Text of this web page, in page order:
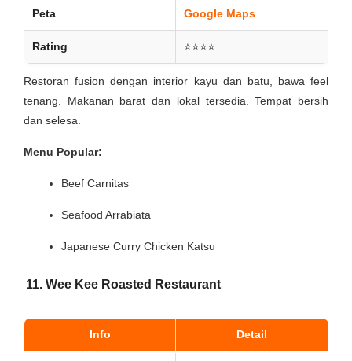
Peta Google Maps
Rating ⭐⭐⭐⭐
Restoran fusion dengan interior kayu dan batu, bawa feel
tenang. Makanan barat dan lokal tersedia. Tempat bersih
dan selesa.
Menu Popular:
Beef Carnitas
Seafood Arrabiata
Japanese Curry Chicken Katsu
11. Wee Kee Roasted Restaurant
Info Detail